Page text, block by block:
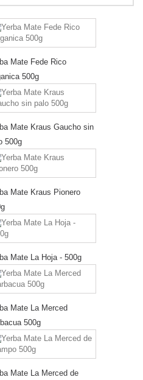
Mate Fede Rico
500g
Mate Kraus Gaucho sin
500g
Mate Kraus Pionero
Mate La Hoja - 500g
Mate La Merced
500g
Mate La Merced de